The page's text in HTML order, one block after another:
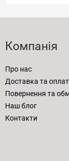
Компанія
Про нас
Доставка та
Повернення та
Наш блог
Контакти